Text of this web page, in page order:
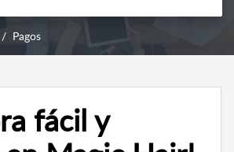
Pagos
fácil y